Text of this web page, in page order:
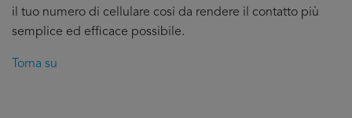
il tuo numero di cellulare cosi da rendere il contatto più
semplice ed efficace possibile.
Torna su